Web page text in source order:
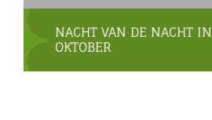
NACHT VAN DE NACHT IN
OKTOBER